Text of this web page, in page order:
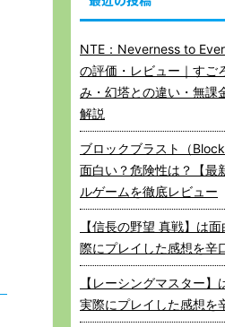
NTE：Neverness to
の評価・レビュー｜すご
み・幻塔との違い・無課
解説
ブロックブラスト（
面白い？危険性は？【最
ルゲームを徹底レビュー
【信長の野望 真戦】は
際にプレイした感想を辛
【レーシングマスター】
実際にプレイした感想を